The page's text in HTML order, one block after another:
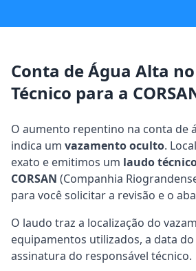
Conta de Água Alta no
Técnico para a
O aumento repentino na conta de
indica um vazamento oculto.
exato e emitimos um laudo
CORSAN (Companhia
para você solicitar a revisão e o
O laudo traz a localização do
equipamentos utilizados, a data
assinatura do responsável técnico.